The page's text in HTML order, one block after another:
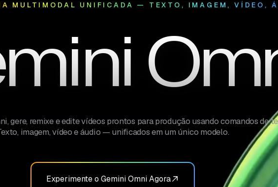
MULTIMODAL UNIFICADA — TEXTO, IMAGEM, VÍDEO,
gere, remixe e edite vídeos prontos para produção usando comandos de
imagem, vídeo e áudio — unificados em um único modelo.
Experimente o Gemini Omni Agora